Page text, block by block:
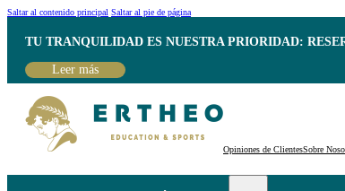
Saltar al contenido principal Saltar al pie de página
TU TRANQUILIDAD ES NUESTRA PRIORIDAD:
Leer más
Opiniones de ClientesSobre